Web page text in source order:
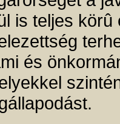
is teljes körû
és